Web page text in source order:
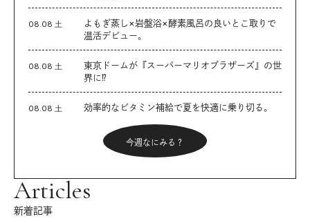
08.08 土
よもぎ蒸し×岩盤浴×酵素風呂の良いとこ取りで
温活デビュー。
08.08 土
東京ドームが『スーパーマリオブラザーズ』の世
界に⁉︎
08.08 土 効率的なビタミン補給で夏を快適に乗り切る。
今週なにみる？
Articles
新着記事